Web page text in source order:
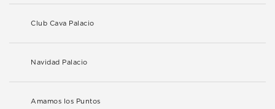
Club Cava Palacio
Navidad Palacio
Amamos los Puntos